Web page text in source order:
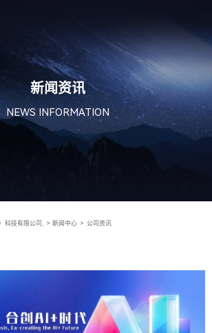
新闻资讯
NEWS INFORMATION
科技有限公司, > 新闻中心 > 公司资讯